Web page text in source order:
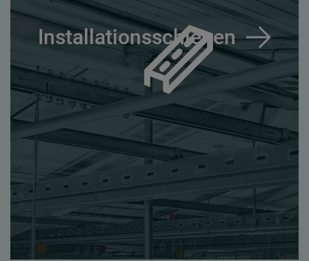
Installationsschienen